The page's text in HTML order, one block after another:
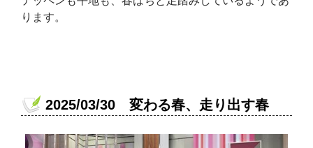
ります。
2025/03/30 変わる春、走り出す春